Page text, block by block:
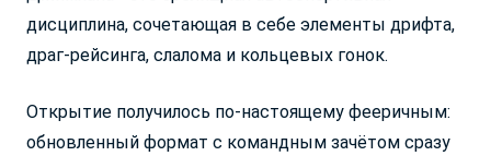
дисциплина, сочетающая в себе элементы дрифта,
драг-рейсинга, слалома и кольцевых гонок.
Открытие получилось по-настоящему фееричным:
обновленный формат с командным зачётом сразу